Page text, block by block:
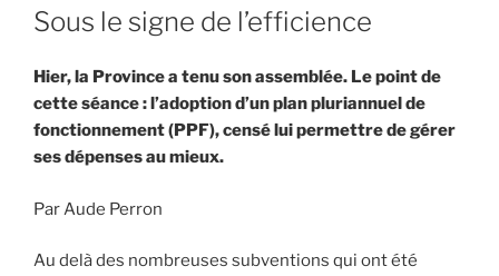
LE
Sous le signe de l’efficience
Hier, la Province a tenu son assemblée. Le point de
cette séance : l’adoption d’un plan pluriannuel de
fonctionnement (PPF), censé lui permettre de gérer
ses dépenses au mieux.
Par Aude Perron
Au delà des nombreuses subventions qui ont été